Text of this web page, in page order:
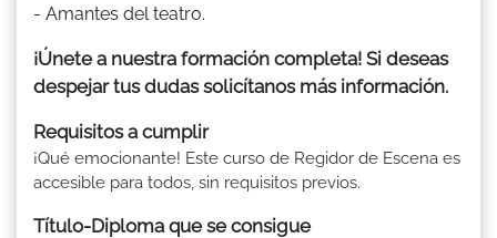
- Amantes del teatro.
¡Únete a nuestra formación completa! Si deseas
despejar tus dudas solicítanos más información.
Requisitos a cumplir
¡Qué emocionante! Este curso de Regidor de Escena es
accesible para todos, sin requisitos previos.
Título-Diploma que se consigue